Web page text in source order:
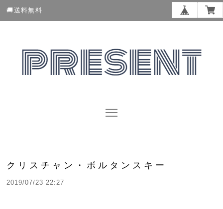
🚚送料無料
クリスチャン・ボルタンスキー
2019/07/23 22:27